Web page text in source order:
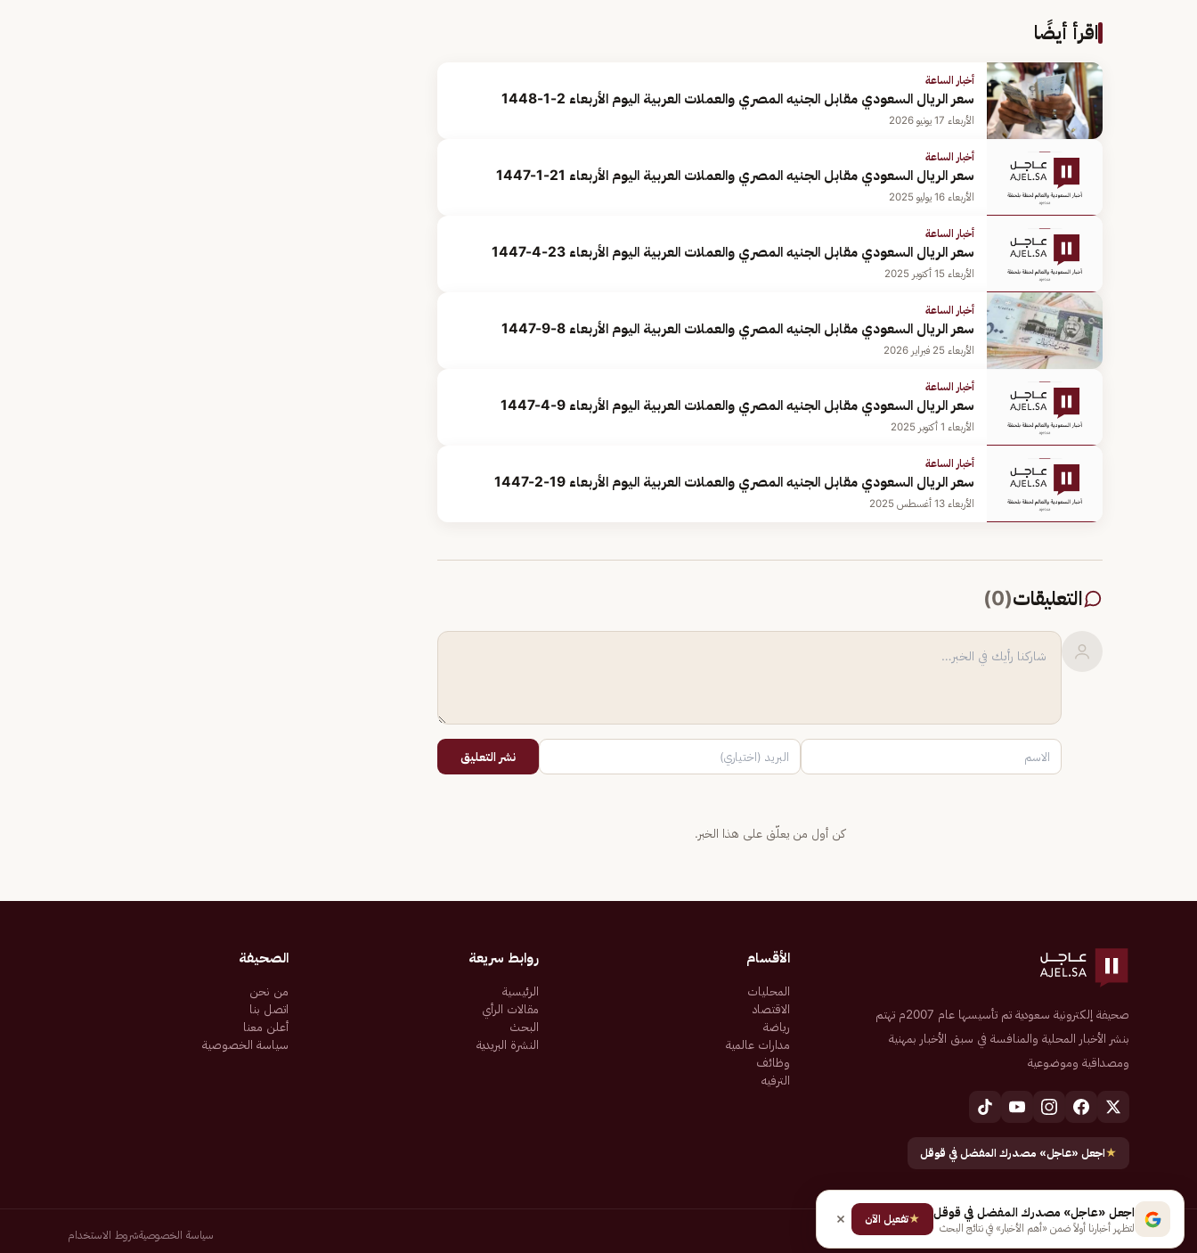
اقرأ أيضًا
أخبار الساعة
سعر الريال السعودي مقابل الجنيه المصري والعملات العربية اليوم الأربعاء 2-1-1448
الأربعاء 17 يونيو 2026
أخبار الساعة
سعر الريال السعودي مقابل الجنيه المصري والعملات العربية اليوم الأربعاء 21-1-1447
الأربعاء 16 يوليو 2025
أخبار الساعة
الأربعاء 15 أكتوبر 2025
أخبار الساعة
سعر الريال السعودي مقابل الجنيه المصري والعملات العربية اليوم الأربعاء 8-9-1447
الأربعاء 25 فبراير 2026
أخبار الساعة
الأربعاء 1 أكتوبر 2025
أخبار الساعة
سعر الريال السعودي مقابل الجنيه المصري والعملات العربية اليوم الأربعاء 19-2-1447
الأربعاء 13 أغسطس 2025
التعليقات(
0
)
نشر التعليق
كن أول من يعلّق على هذا الخبر.
صحيفة إلكترونية سعودية تم تأسيسها عام 2007م تهتم
بنشر الأخبار المحلية والمنافسة في سبق الأخبار بمهنية
ومصداقية وموضوعية
★اجعل «عاجل» مصدرك المفضل في قوقل
الأقسام
المحليات
الاقتصاد
رياضة
مدارات عالمية
وظائف
الترفيه
روابط سريعة
الرئيسية
مقالات الرأي
البحث
النشرة البريدية
الصحيفة
من نحن
اتصل بنا
أعلن معنا
سياسة الخصوصية
جميع الحقوق محفوظة لـ شركة إيجاز للنشر الإلكتروني المالكة لصحيفة عاجل سياسة الخصوصيةشروط الاستخدام
اجعل «عاجل» مصدرك المفضل في قوقل
لتظهر أخبارنا أولاً ضمن «أهم الأخبار» في نتائج البحث
★تفعيل الآن